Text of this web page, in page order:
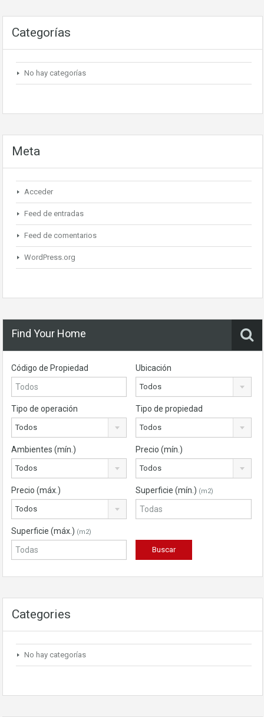
Categorías
No hay categorías
Meta
Acceder
Feed de entradas
Feed de comentarios
WordPress.org
Find Your Home
Código de Propiedad Ubicación
Todos
Tipo de operación
Todos
Tipo de propiedad
Todos
Ambientes (mín.)
Todos
Precio (mín.)
Todos
Precio (máx.)
Todos
Superficie (mín.) (m2)
Superficie (máx.) (m2)
Categories
No hay categorías